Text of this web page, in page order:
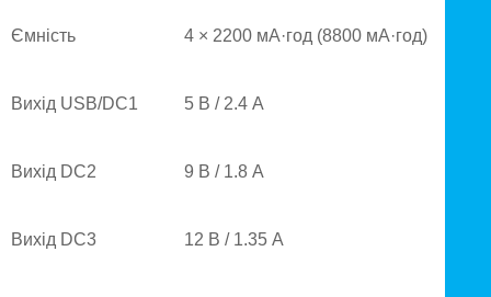
Ємність 4 × 2200 мА·год (8800 мА·год)
Вихід USB/DC1 5 В / 2.4 А
Вихід DC2 9 В / 1.8 А
Вихід DC3 12 В / 1.35 А